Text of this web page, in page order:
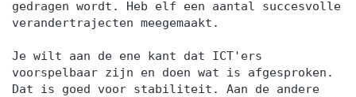
gedragen wordt. Heb elf een aantal succesvolle
verandertrajecten meegemaakt.
Je wilt aan de ene kant dat ICT'ers
voorspelbaar zijn en doen wat is afgesproken.
Dat is goed voor stabiliteit. Aan de andere